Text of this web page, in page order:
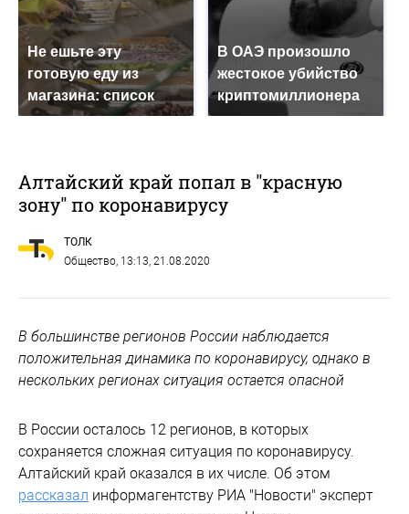
Не ешьте эту
готовую еду из
магазина: список
В ОАЭ произошло
жестокое убийство
криптомиллионера
Алтайский край попал в "красную
зону" по коронавирусу
ТОЛК
Общество, 13:13, 21.08.2020
В большинстве регионов России наблюдается
положительная динамика по коронавирусу, однако в
нескольких регионах ситуация остается опасной
В России осталось 12 регионов, в которых
сохраняется сложная ситуация по коронавирусу.
Алтайский край оказался в их числе. Об этом
рассказал информагентству РИА "Новости" эксперт